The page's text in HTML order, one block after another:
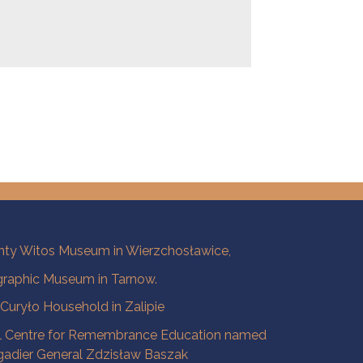
Witos Museum in Wierzchosławice,
Museum in Tarnow.
Household in Zalipie
Centre for Remembrance Education named
General Zdzisław Baszak